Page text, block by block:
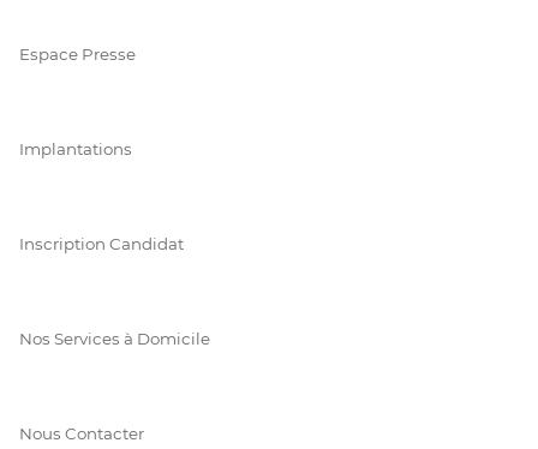
Espace Presse
Implantations
Inscription Candidat
Nos Services à Domicile
Nous Contacter